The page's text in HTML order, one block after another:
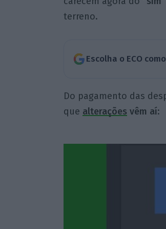
terreno.
Escolha o ECO
Do pagamento das
que alterações vêm aí: